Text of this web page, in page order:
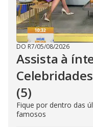
DO R7/05/08/2026
Assista à
(5)
Fique por dentro das
famosos